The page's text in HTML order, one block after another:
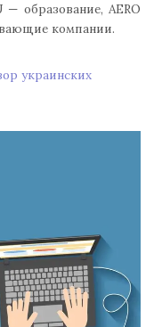
образование, AERO
компании.
украинских